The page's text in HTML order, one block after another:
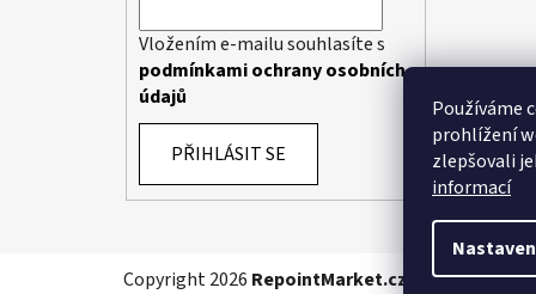
Používáme
prohlížení
zlepšovali
informací
Vložením e-mailu souhlasíte s
podmínkami ochrany osobních
údajů
PŘIHLÁSIT SE
Copyright 2026 RepointMarket.cz . Všechna